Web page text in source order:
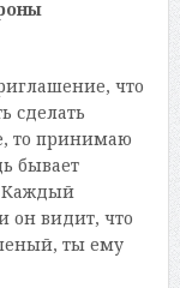
что
сделать
то принимаю
бывает
Каждый
он видит, что
ты ему